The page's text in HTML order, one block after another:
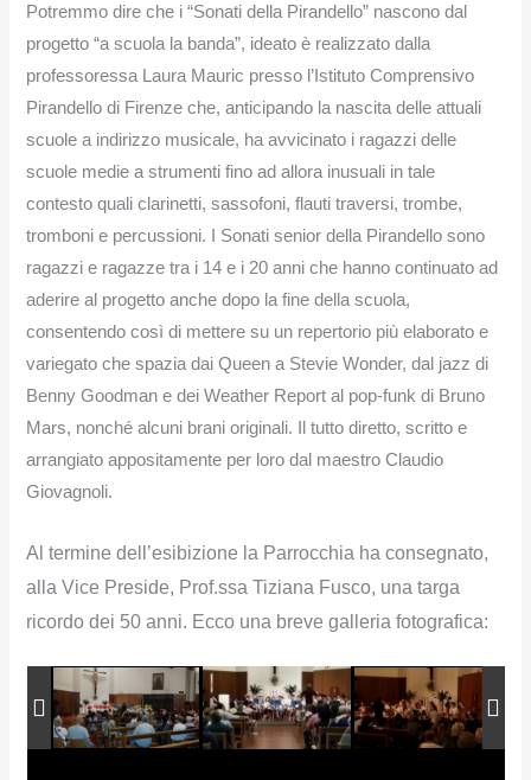
Potremmo dire che i “Sonati della Pirandello” nascono dal
progetto “a scuola la banda”, ideato è realizzato dalla
professoressa Laura Mauric presso l’Istituto Comprensivo
Pirandello di Firenze che, anticipando la nascita delle attuali
scuole a indirizzo musicale, ha avvicinato i ragazzi delle
scuole medie a strumenti fino ad allora inusuali in tale
contesto quali clarinetti, sassofoni, flauti traversi, trombe,
tromboni e percussioni. I Sonati senior della Pirandello sono
ragazzi e ragazze tra i 14 e i 20 anni che hanno continuato ad
aderire al progetto anche dopo la fine della scuola,
consentendo così di mettere su un repertorio più elaborato e
variegato che spazia dai Queen a Stevie Wonder, dal jazz di
Benny Goodman e dei Weather Report al pop-funk di Bruno
Mars, nonché alcuni brani originali. Il tutto diretto, scritto e
arrangiato appositamente per loro dal maestro Claudio
Giovagnoli.
Al termine dell’esibizione la Parrocchia ha consegnato,
alla Vice Preside, Prof.ssa Tiziana Fusco, una targa
ricordo dei 50 anni. Ecco una breve galleria fotografica: